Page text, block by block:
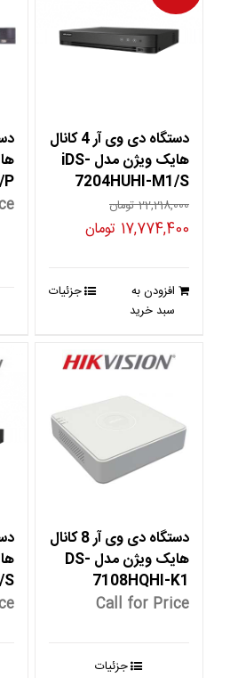
دستگاه دی وی آر 4 کانال
هایک ویژن مدل iDS-
7204HUHI-M1/S
22,218,000تومان
قیمت
بود.
17,774,400 تومانقیمت
است.
افزودن به
سبد خرید
جزئیات
دستگاه دی وی آر 8 کانال
هایک ویژن مدل DS-
7108HQHI-K1
Call for Price
جزئیات